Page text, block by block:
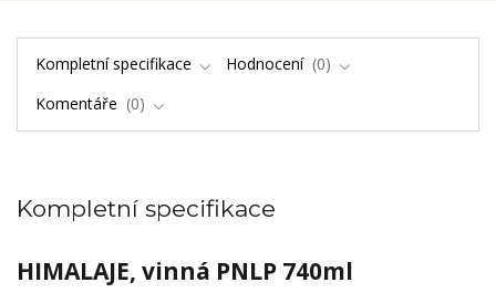
Kompletní specifikace Hodnocení
0
Komentáře
0
Kompletní specifikace
HIMALAJE, vinná PNLP 740ml